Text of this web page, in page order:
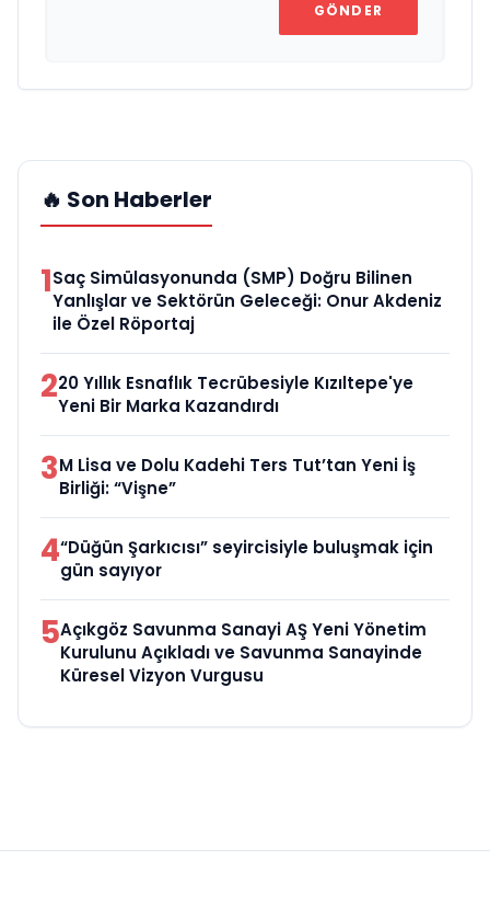
GÖNDER
🔥 Son Haberler
1Saç Simülasyonunda (SMP) Doğru Bilinen
Yanlışlar ve Sektörün Geleceği: Onur Akdeniz
ile Özel Röportaj
220 Yıllık Esnaflık Tecrübesiyle Kızıltepe'ye
Yeni Bir Marka Kazandırdı
3M Lisa ve Dolu Kadehi Ters Tut’tan Yeni İş
Birliği: “Vişne”
4“Düğün Şarkıcısı” seyircisiyle buluşmak için
gün sayıyor
5Açıkgöz Savunma Sanayi AŞ Yeni Yönetim
Kurulunu Açıkladı ve Savunma Sanayinde
Küresel Vizyon Vurgusu